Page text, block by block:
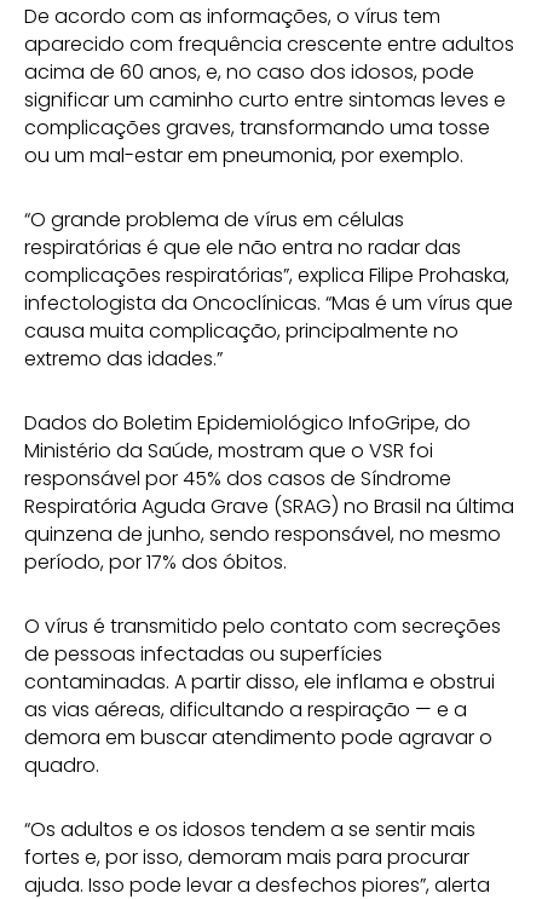
De acordo com as informações, o vírus tem
aparecido com frequência crescente entre adultos
acima de 60 anos, e, no caso dos idosos, pode
significar um caminho curto entre sintomas leves e
complicações graves, transformando uma tosse
ou um mal-estar em pneumonia, por exemplo.
“O grande problema de vírus em células
respiratórias é que ele não entra no radar das
complicações respiratórias”, explica Filipe Prohaska,
infectologista da Oncoclínicas. “Mas é um vírus que
causa muita complicação, principalmente no
extremo das idades.”
Dados do Boletim Epidemiológico InfoGripe, do
Ministério da Saúde, mostram que o VSR foi
responsável por 45% dos casos de Síndrome
Respiratória Aguda Grave (SRAG) no Brasil na última
quinzena de junho, sendo responsável, no mesmo
período, por 17% dos óbitos.
O vírus é transmitido pelo contato com secreções
de pessoas infectadas ou superfícies
contaminadas. A partir disso, ele inflama e obstrui
as vias aéreas, dificultando a respiração — e a
demora em buscar atendimento pode agravar o
quadro.
“Os adultos e os idosos tendem a se sentir mais
fortes e, por isso, demoram mais para procurar
ajuda. Isso pode levar a desfechos piores”, alerta